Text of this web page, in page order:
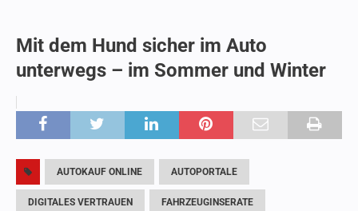
Mit dem Hund sicher im Auto
unterwegs – im Sommer und Winter
AUTOKAUF ONLINE AUTOPORTALE
DIGITALES VERTRAUEN FAHRZEUGINSERATE